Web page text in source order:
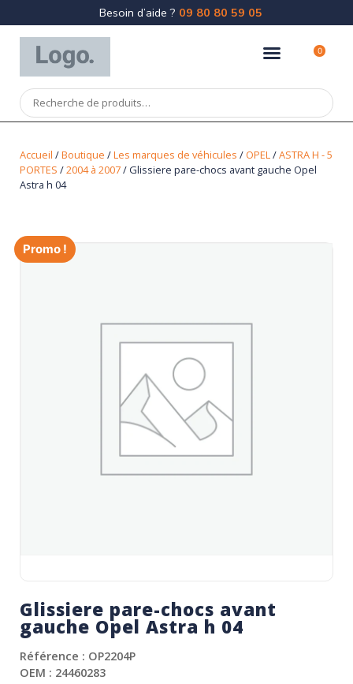
Besoin d’aide ? 09 80 80 59 05
0
Accueil /Boutique /Les marques de véhicules / OPEL/ASTRA H - 5
PORTES /2004 à 2007/ Glissiere pare-chocs avant gauche Opel
Astra h 04
Promo !
Glissiere pare-chocs avant
gauche Opel Astra h 04
Référence : OP2204P
OEM : 24460283